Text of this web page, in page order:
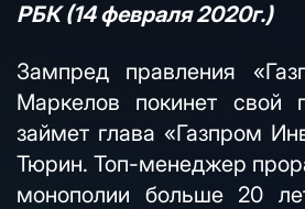
РБК (14 февраля 2020г.)
Зампред правления
Маркелов покинет свой
займет глава «Газпром
Тюрин. Топ-менеджер
монополии больше 20